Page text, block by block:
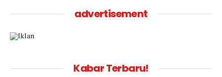
advertisement
Kabar Terbaru!